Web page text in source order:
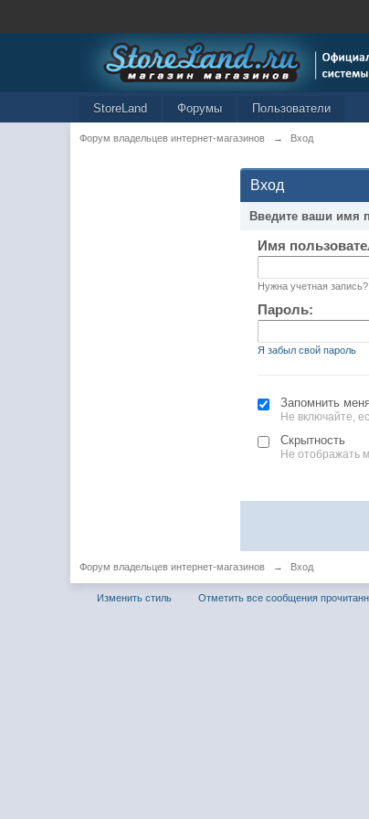
StoreLand Форумы Пользователи
Форум владельцев интернет-магазинов → Вход
Вход
Введите ваши имя
Имя
Нужна учетная запись?
Пароль:
Я забыл свой пароль
Запомнить меня
Не включайте,
Скрытность
Не отображать
Форум владельцев интернет-магазинов → Вход
Изменить стиль Отметить все сообщения